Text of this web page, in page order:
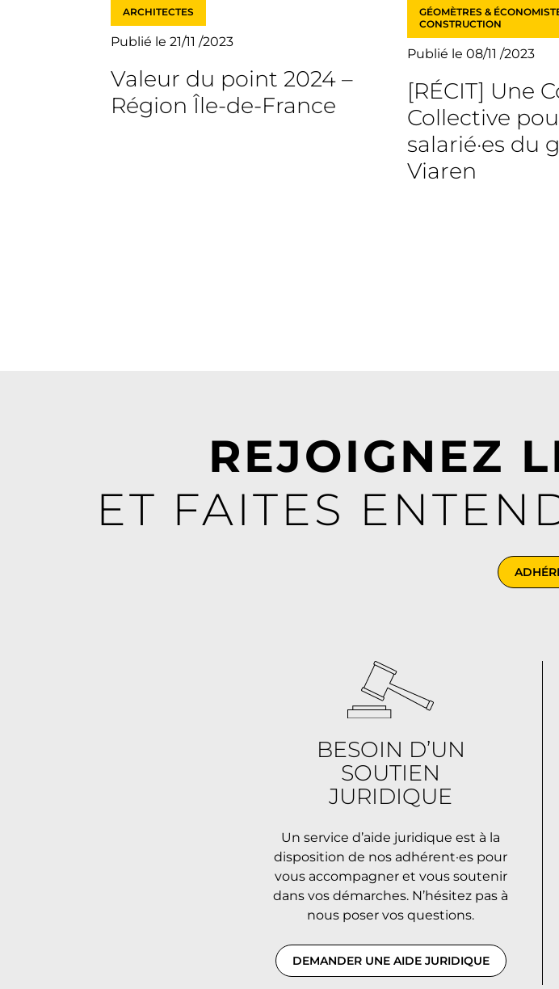
ARCHITECTES
Publié le 21/11 /2023
Valeur du point 2024 –
Région Île-de-France
GÉOMÈTRES &
CONSTRUCTION
Publié le 08/11 /2023
[RÉCIT] Une
Collective
salarié·es du
Viaren
REJOIGNEZ
ET FAITES
BESOIN D’UN
SOUTIEN
JURIDIQUE
Un service d’aide juridique est à la
disposition de nos adhérent·es pour
vous accompagner et vous soutenir
dans vos démarches. N’hésitez pas à
nous poser vos questions.
DEMANDER UNE AIDE JURIDIQUE